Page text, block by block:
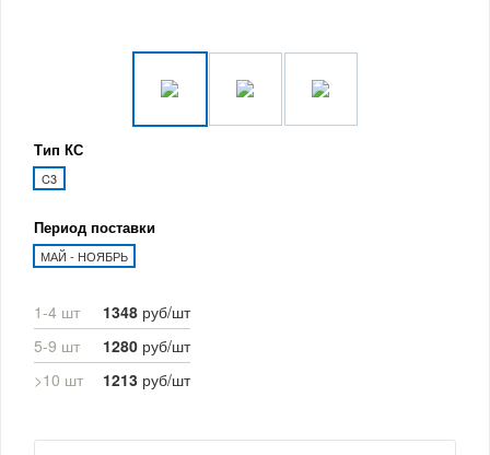
Тип КС
C3
Период поставки
МАЙ - НОЯБРЬ
1-4 шт 1348 руб/шт
5-9 шт
1280 руб/шт
>10 шт
1213 руб/шт